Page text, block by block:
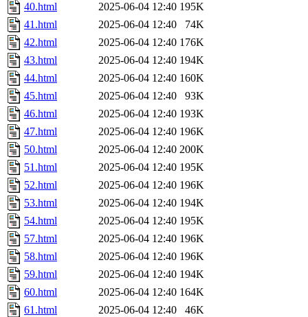
40.html
2025-06-04 12:40 195K
41.html
2025-06-04 12:40
74K
42.html
2025-06-04 12:40 176K
43.html
2025-06-04 12:40 194K
44.html
2025-06-04 12:40 160K
45.html
2025-06-04 12:40
93K
46.html
2025-06-04 12:40 193K
47.html
2025-06-04 12:40 196K
50.html
2025-06-04 12:40 200K
51.html
2025-06-04 12:40 195K
52.html
2025-06-04 12:40 196K
53.html
2025-06-04 12:40 194K
54.html
2025-06-04 12:40 195K
57.html
2025-06-04 12:40 196K
58.html
2025-06-04 12:40 196K
59.html
2025-06-04 12:40 194K
60.html
2025-06-04 12:40 164K
61.html
2025-06-04 12:40
46K